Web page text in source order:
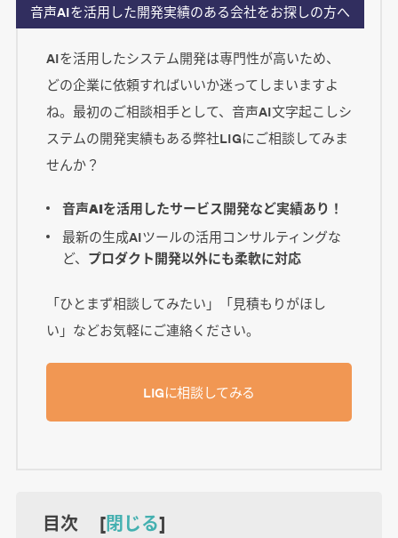
音声AIを活用した開発実績のある会社をお探しの方へ
AIを活用したシステム開発は専門性が高いため、
どの企業に依頼すればいいか迷ってしまいますよ
ね。最初のご相談相手として、音声AI文字起こしシ
ステムの開発実績もある弊社LIGにご相談してみま
せんか？
音声AIを活用したサービス開発など実績あり！
最新の生成AIツールの活用コンサルティングな
ど、 プロダクト開発以外にも柔軟に対応
「ひとまず相談してみたい」「見積もりがほし
い」などお気軽にご連絡ください。
LIGに相談してみる
目次 [閉じる]